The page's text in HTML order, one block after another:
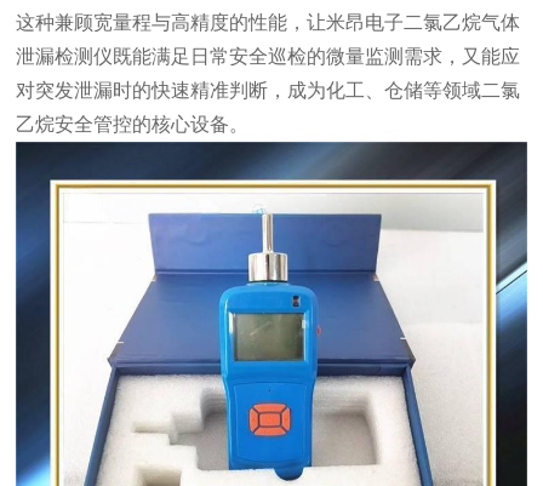
这种兼顾宽量程与高精度的性能，让米昂电子二氯乙烷气体
泄漏检测仪既能满足日常安全巡检的微量监测需求，又能应
对突发泄漏时的快速精准判断，成为化工、仓储等领域二氯
乙烷安全管控的核心设备。